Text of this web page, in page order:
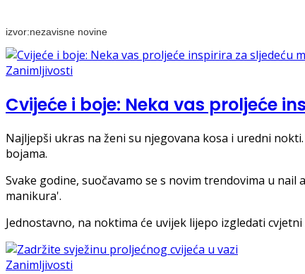
izvor:nezavisne novine
Zanimljivosti
Cvijeće i boje: Neka vas proljeće
Najljepši ukras na ženi su njegovana kosa i uredni
bojama.
Svake godine, suočavamo se s novim trendovima u
manikura'.
Jednostavno, na noktima će uvijek lijepo izgledati
Zanimljivosti